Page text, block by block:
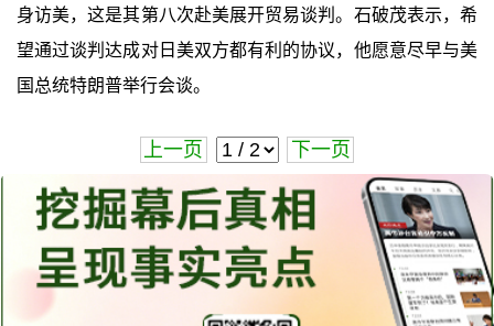
身访美，这是其第八次赴美展开贸易谈判。石破茂表示，希
望通过谈判达成对日美双方都有利的协议，他愿意尽早与美
国总统特朗普举行会谈。
上一页 下一页